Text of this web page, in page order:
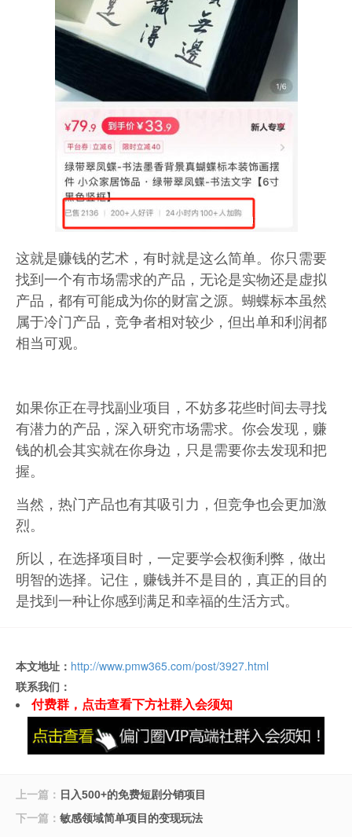
这就是赚钱的艺术，有时就是这么简单。你只需要
找到一个有市场需求的产品，无论是实物还是虚拟
产品，都有可能成为你的财富之源。蝴蝶标本虽然
属于冷门产品，竞争者相对较少，但出单和利润都
相当可观。
如果你正在寻找副业项目，不妨多花些时间去寻找
有潜力的产品，深入研究市场需求。你会发现，赚
钱的机会其实就在你身边，只是需要你去发现和把
握。
当然，热门产品也有其吸引力，但竞争也会更加激
烈。
所以，在选择项目时，一定要学会权衡利弊，做出
明智的选择。记住，赚钱并不是目的，真正的目的
是找到一种让你感到满足和幸福的生活方式。
本文地址： http://www.pmw365.com/post/3927.html
联系我们：
付费群，点击查看下方社群入会须知
上一篇： 日入500+的免费短剧分销项目
下一篇： 敏感领域简单项目的变现玩法